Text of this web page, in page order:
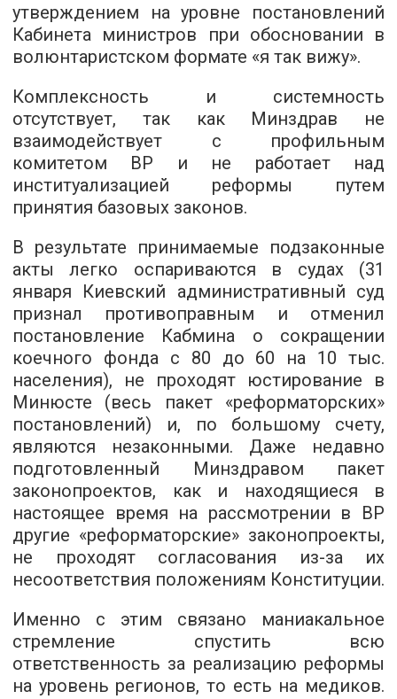
утверждением на уровне постановлений
Кабинета министров при обосновании в
волюнтаристском формате «я так вижу».
Комплексность и системность
отсутствует, так как Минздрав не
взаимодействует с профильным
комитетом ВР и не работает над
институализацией реформы путем
принятия базовых законов.
В результате принимаемые подзаконные
акты легко оспариваются в судах (31
января Киевский административный суд
признал противоправным и отменил
постановление Кабмина о сокращении
коечного фонда с 80 до 60 на 10 тыс.
населения), не проходят юстирование в
Минюсте (весь пакет «реформаторских»
постановлений) и, по большому счету,
являются незаконными. Даже недавно
подготовленный Минздравом пакет
законопроектов, как и находящиеся в
настоящее время на рассмотрении в ВР
другие «реформаторские» законопроекты,
не проходят согласования из-за их
несоответствия положениям Конституции.
Именно с этим связано маниакальное
стремление спустить всю
ответственность за реализацию реформы
на уровень регионов, то есть на медиков.